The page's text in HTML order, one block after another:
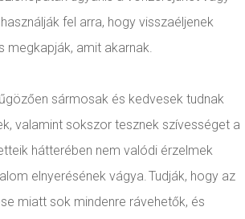
fel arra, hogy visszaéljenek
megkapják, amit akarnak.
sármosak és kedvesek tudnak
valamint sokszor tesznek szívességet a
hátterében nem valódi érzelmek
elnyerésének vágya. Tudják, hogy az
miatt sok mindenre rávehetők, és